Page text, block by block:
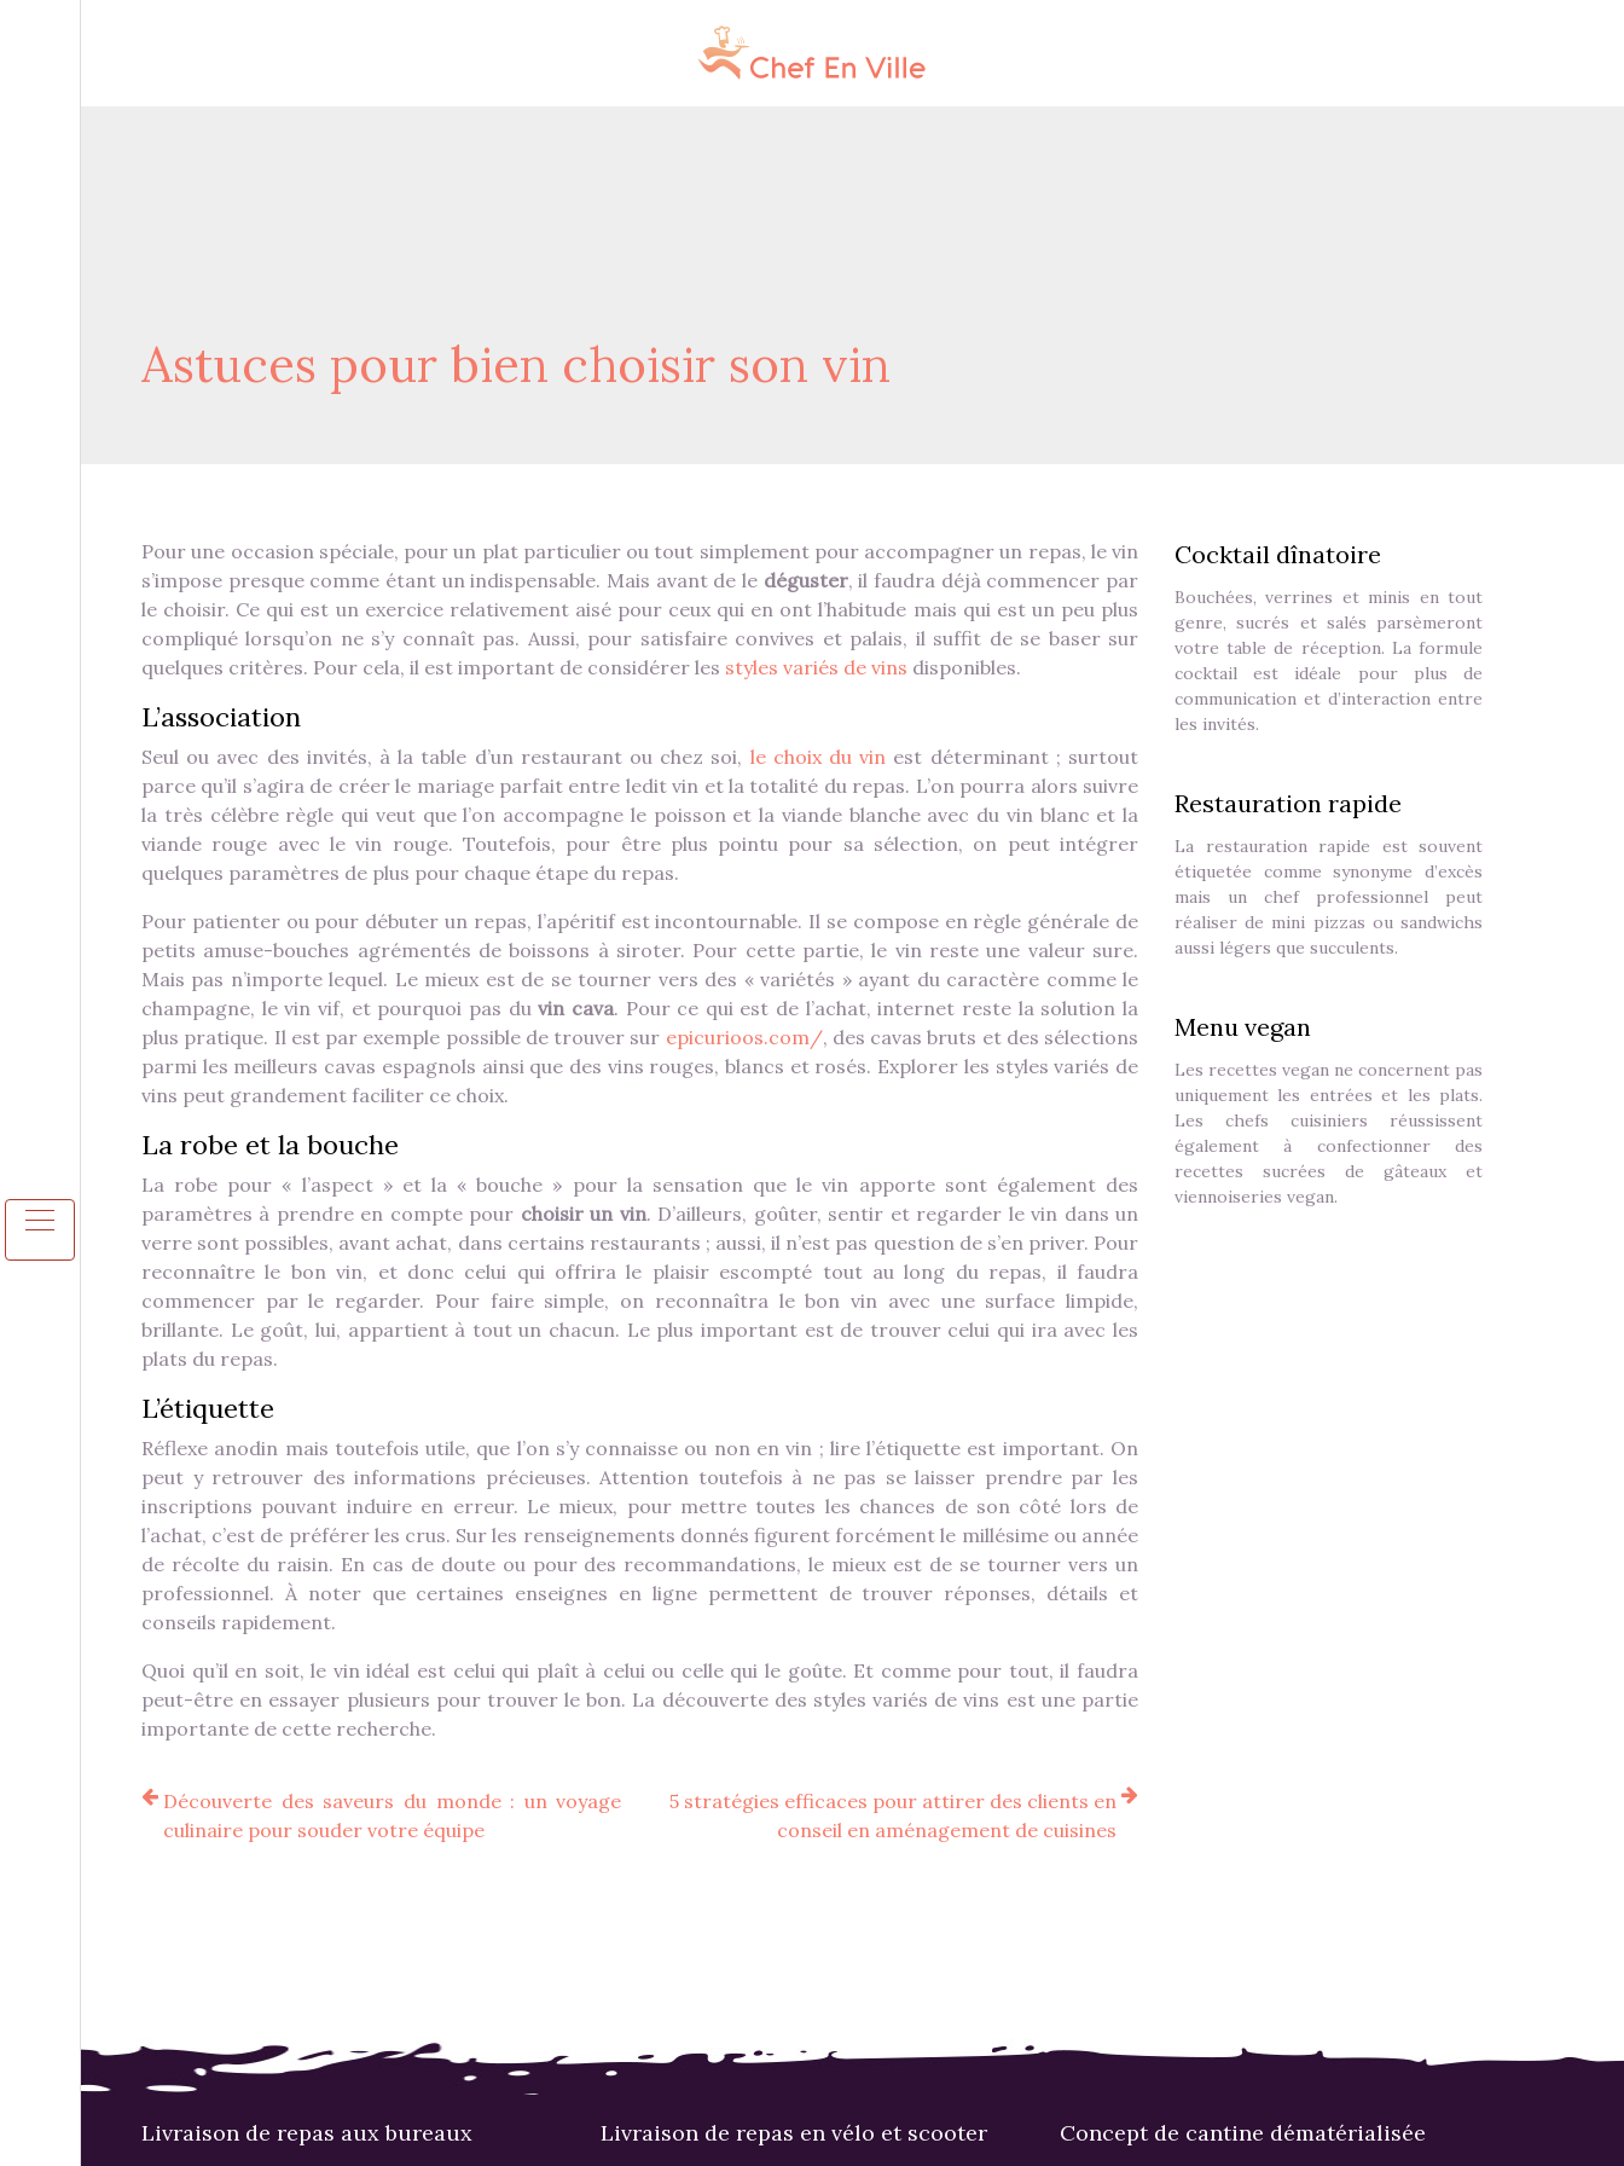
Astuces pour bien choisir son vin
Pour une occasion spéciale, pour un plat particulier ou tout simplement pour accompagner un repas, le vin
s’impose presque comme étant un indispensable. Mais avant de le déguster, il faudra déjà commencer par
le choisir. Ce qui est un exercice relativement aisé pour ceux qui en ont l’habitude mais qui est un peu plus
compliqué lorsqu’on ne s’y connaît pas. Aussi, pour satisfaire convives et palais, il suffit de se baser sur
quelques critères. Pour cela, il est important de considérer les styles variés de vins disponibles.
L’association
Seul ou avec des invités, à la table d’un restaurant ou chez soi, le choix du vin est déterminant ; surtout
parce qu’il s’agira de créer le mariage parfait entre ledit vin et la totalité du repas. L’on pourra alors suivre
la très célèbre règle qui veut que l’on accompagne le poisson et la viande blanche avec du vin blanc et la
viande rouge avec le vin rouge. Toutefois, pour être plus pointu pour sa sélection, on peut intégrer
quelques paramètres de plus pour chaque étape du repas.
Pour patienter ou pour débuter un repas, l’apéritif est incontournable. Il se compose en règle générale de
petits amuse-bouches agrémentés de boissons à siroter. Pour cette partie, le vin reste une valeur sure.
Mais pas n’importe lequel. Le mieux est de se tourner vers des « variétés » ayant du caractère comme le
champagne, le vin vif, et pourquoi pas duvin cava. Pour ce qui est de l’achat, internet reste la solution la
plus pratique. Il est par exemple possible de trouver sur epicurioos.com/, des cavas bruts et des sélections
parmi les meilleurs cavas espagnols ainsi que des vins rouges, blancs et rosés. Explorer les styles variés de
vins peut grandement faciliter ce choix.
La robe et la bouche
La robe pour « l’aspect » et la « bouche » pour la sensation que le vin apporte sont également des
paramètres à prendre en compte pour choisir un vin. D’ailleurs, goûter, sentir et regarder le vin dans un
verre sont possibles, avant achat, dans certains restaurants ; aussi, il n’est pas question de s’en priver. Pour
reconnaître le bon vin, et donc celui qui offrira le plaisir escompté tout au long du repas, il faudra
commencer par le regarder. Pour faire simple, on reconnaîtra le bon vin avec une surface limpide,
brillante. Le goût, lui, appartient à tout un chacun. Le plus important est de trouver celui qui ira avec les
plats du repas.
L’étiquette
Réflexe anodin mais toutefois utile, que l’on s’y connaisse ou non en vin ; lire l’étiquette est important. On
peut y retrouver des informations précieuses. Attention toutefois à ne pas se laisser prendre par les
inscriptions pouvant induire en erreur. Le mieux, pour mettre toutes les chances de son côté lors de
l’achat, c’est de préférer les crus. Sur les renseignements donnés figurent forcément le millésime ou année
de récolte du raisin. En cas de doute ou pour des recommandations, le mieux est de se tourner vers un
professionnel. À noter que certaines enseignes en ligne permettent de trouver réponses, détails et
conseils rapidement.
Quoi qu’il en soit, le vin idéal est celui qui plaît à celui ou celle qui le goûte. Et comme pour tout, il faudra
peut-être en essayer plusieurs pour trouver le bon. La découverte des styles variés de vins est une partie
importante de cette recherche.
Découverte des saveurs du monde : un voyage
culinaire pour souder votre équipe
5 stratégies efficaces pour attirer des clients en
conseil en aménagement de cuisines
Cocktail dînatoire
Bouchées, verrines et minis en tout
genre, sucrés et salés parsèmeront
votre table de réception. La formule
cocktail est idéale pour plus de
communication et d’interaction entre
les invités.
Restauration rapide
La restauration rapide est souvent
étiquetée comme synonyme d’excès
mais un chef professionnel peut
réaliser de mini pizzas ou sandwichs
aussi légers que succulents.
Menu vegan
Les recettes vegan ne concernent pas
uniquement les entrées et les plats.
Les chefs cuisiniers réussissent
également à confectionner des
recettes sucrées de gâteaux et
viennoiseries vegan.
Livraison de repas aux bureaux Livraison de repas en vélo et scooter Concept de cantine dématérialisée